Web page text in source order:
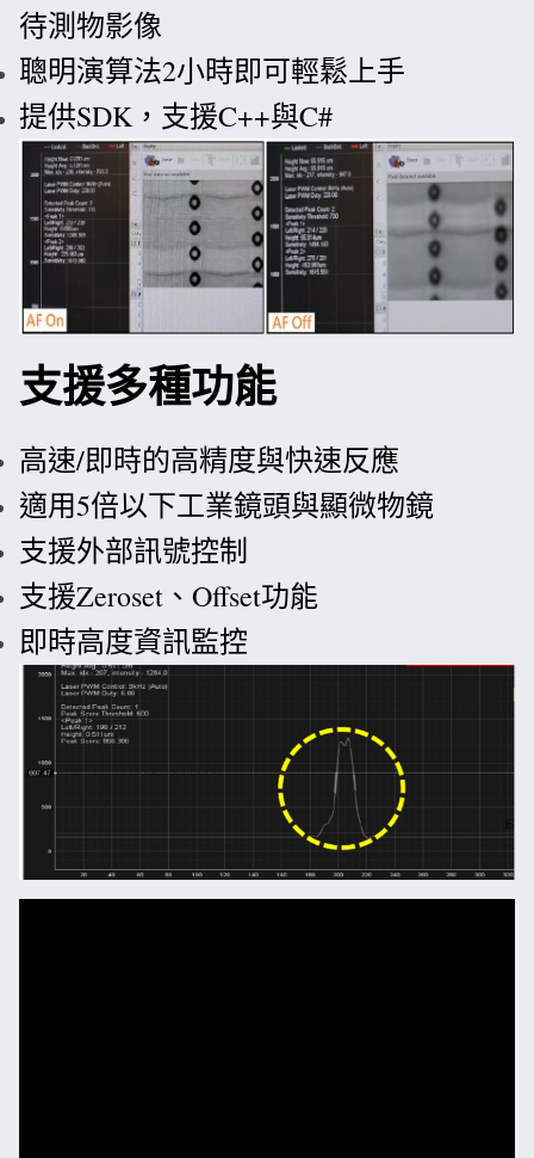
待測物影像
聰明演算法2小時即可輕鬆上手
提供SDK，支援C++與C#
支援多種功能
高速/即時的高精度與快速反應
適用5倍以下工業鏡頭與顯微物鏡
支援外部訊號控制
支援Zeroset、Offset功能
即時高度資訊監控